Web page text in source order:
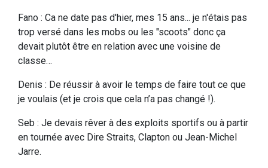
Fano : Ca ne date pas d'hier, mes 15 ans... je n'étais pas
trop versé dans les mobs ou les "scoots" donc ça
devait plutôt être en relation avec une voisine de
classe…
Denis : De réussir à avoir le temps de faire tout ce que
je voulais (et je crois que cela n’a pas changé !).
Seb : Je devais rêver à des exploits sportifs ou à partir
en tournée avec Dire Straits, Clapton ou Jean-Michel
Jarre.